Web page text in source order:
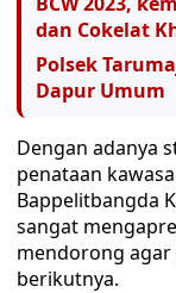
dan Cokelat
Polsek
Dapur Umum
Dengan adanya
penataan
Bappelitbangda
sangat
mendorong
berikutnya.